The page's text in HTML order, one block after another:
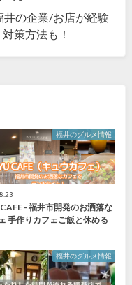
井の企業/お店が経験
策方法も！
福井のグルメ情報
- 福井市開発のお洒落な
手作りカフェご飯と休める
福井のグルメ情報